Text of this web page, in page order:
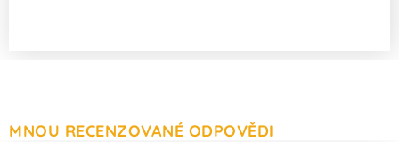
MNOU RECENZOVANÉ ODPOVĚDI